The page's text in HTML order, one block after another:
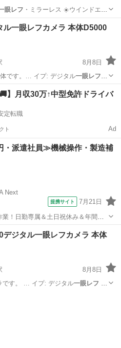
眼レフ ・ミラーレス ☀️ウインドエア
ーリングライト
ル一眼レフカメラ 本体D5000
8月8日
です。… イプ: デジタル一眼レフ
カメラ Nikon
】月収30万↑中型免許ドライバ
定転職
ト Ad
・派遣社員≫機械操作・製造補
Next
提携サイト 7月21日
！日勤専属＆土日祝休み＆年間休
マイカー通勤OK＆無料駐車場あり
！《茨城県常陸大宮市》 人気の
その他
デジタル一眼レフカメラ 本体
8月8日
カメラです。 … イプ: デジタル一眼レフ